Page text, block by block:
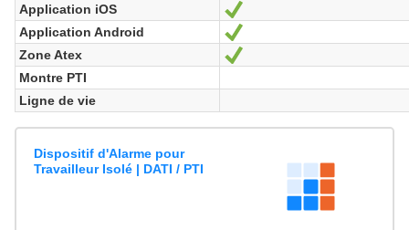
Application iOS
Application Android
Oui
Zone Atex
Montre PTI
Ligne de vie
Dispositif d'Alarme pour
Travailleur Isolé | DATI / PTI